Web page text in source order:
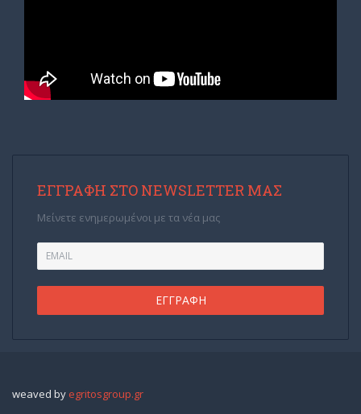
ΕΓΓΡΑΦΉ ΣΤΟ NEWSLETTER ΜΑΣ
Μείνετε ενημερωμένοι με τα νέα μας
weaved by egritosgroup.gr